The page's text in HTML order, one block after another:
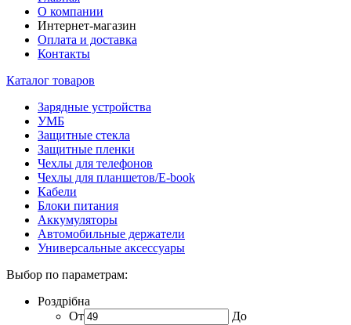
О компании
Интернет-магазин
Оплата и доставка
Контакты
Каталог товаров
Зарядные устройства
УМБ
Защитные стекла
Защитные пленки
Чехлы для телефонов
Чехлы для планшетов/E-book
Кабели
Блоки питания
Аккумуляторы
Автомобильные держатели
Универсальные аксессуары
Выбор по параметрам:
Роздрібна
От
До